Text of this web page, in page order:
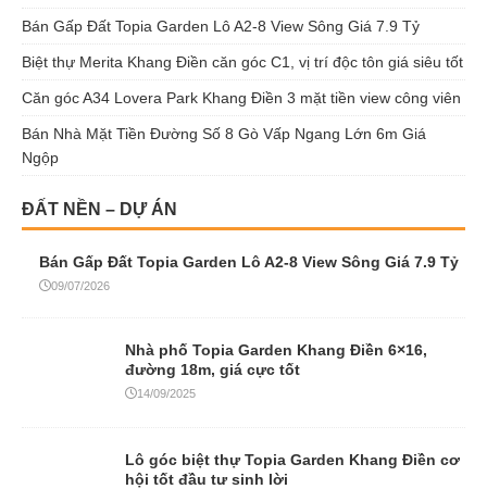
Bán Gấp Đất Topia Garden Lô A2-8 View Sông Giá 7.9 Tỷ
Biệt thự Merita Khang Điền căn góc C1, vị trí độc tôn giá siêu tốt
Căn góc A34 Lovera Park Khang Điền 3 mặt tiền view công viên
Bán Nhà Mặt Tiền Đường Số 8 Gò Vấp Ngang Lớn 6m Giá
Ngộp
ĐẤT NỀN – DỰ ÁN
Bán Gấp Đất Topia Garden Lô A2-8 View Sông Giá 7.9 Tỷ
09/07/2026
Nhà phố Topia Garden Khang Điền 6×16,
đường 18m, giá cực tốt
14/09/2025
Lô góc biệt thự Topia Garden Khang Điền cơ
hội tốt đầu tư sinh lời